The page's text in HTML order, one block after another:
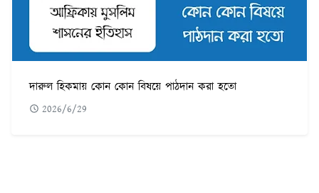
দারুল হিকমায় কোন কোন বিষয়ে পাঠদান করা হতো
2026/6/29